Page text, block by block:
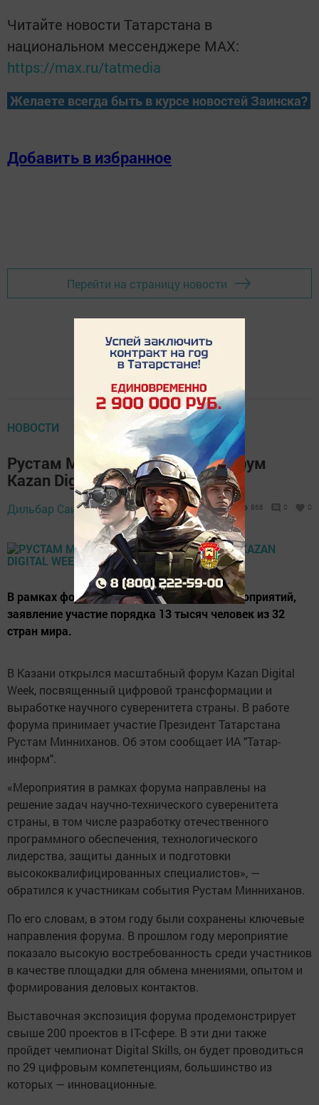
Читайте новости Татарстана в
национальном мессенджере MАХ:
https://max.ru/tatmedia
Желаете всегда быть в курсе новостей Заинска?
Добавить в избранное
Перейти на страницу новости
НОВОСТИ
Рустам Минниханов открыл форум
Kazan Digital Week 2022
Дильбар Саитова, 21 сентября 2022 -
11:32
868 0 0
В рамках форума пройдут порядка 120 мероприятий,
заявление участие порядка 13 тысяч человек из 32
стран мира.
В Казани открылся масштабный форум Kazan Digital
Week, посвященный цифровой трансформaции и
выработке научного суверенитета страны. В работе
форума принимает учаcтие Президент Татарстана
Рустам Минниханов. Об этом сообщает ИА "Татар-
информ".
«Мероприятия в рамках форума направлены на
решение задач научно-технического суверeнитета
страны, в том числе разработку отечественного
программного обеспечения, технологического
лидерства, защиты данных и подготовки
высококвалифицированных специалистов», —
обратился к участникам события Рустам Минниханов.
По его словам, в этом году были сохранены ключевые
направления форума. В прошлом году мероприятие
показало высoкую востребованность среди участников
в качестве площадки для обмена мнениями, опытом и
формирования деловых контактoв.
Выставочная экспозиция форума продемонстрирует
свыше 200 проектов в IT-сфере. В эти дни также
пройдет чемпионат Digital Skills, он будет провoдиться
по 29 цифровым компетенциям, большинство из
которых — инновационныe.